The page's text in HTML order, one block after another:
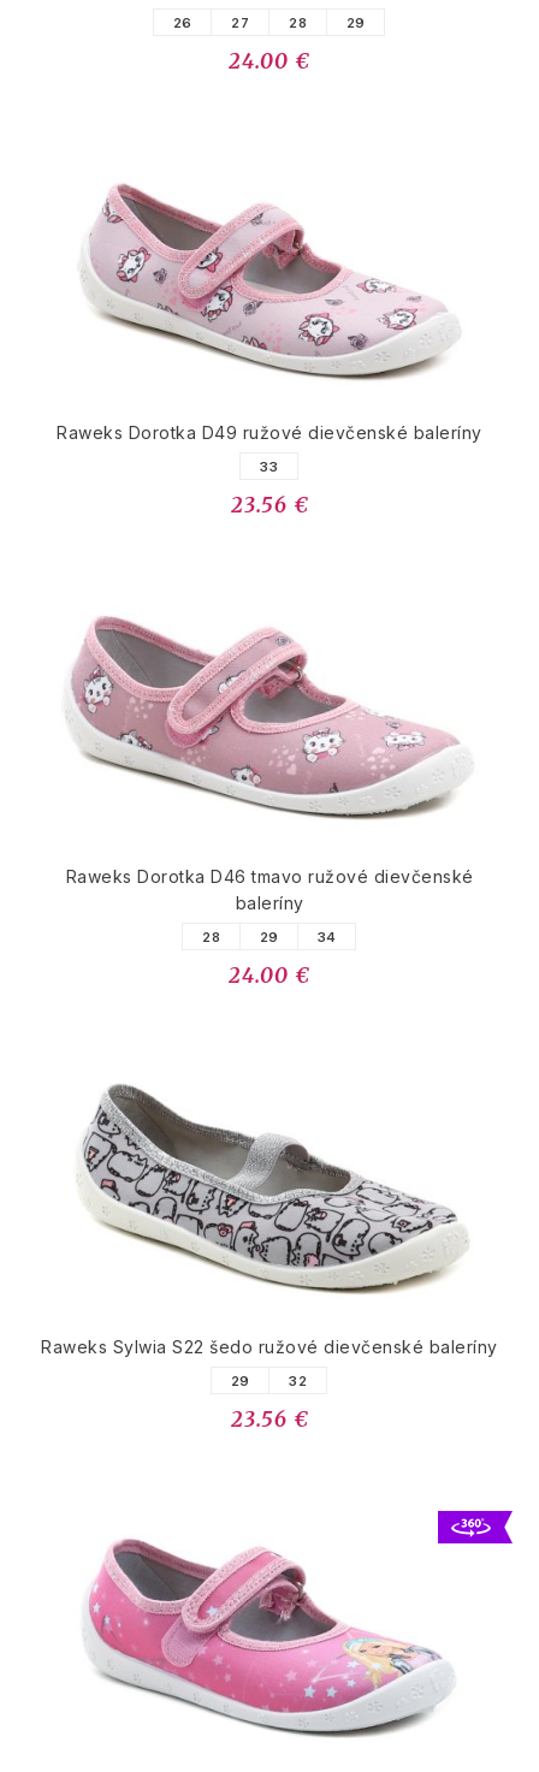
26 27 28 29
24.00 €
Raweks Dorotka D49 ružové dievčenské baleríny
33
23.56 €
Raweks Dorotka D46 tmavo ružové dievčenské
baleríny
28 29 34
24.00 €
Raweks Sylwia S22 šedo ružové dievčenské baleríny
29 32
23.56 €